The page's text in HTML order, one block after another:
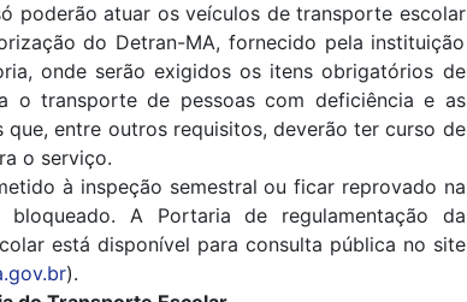
poderão atuar os veículos de transporte escolar
do Detran-MA, fornecido pela instituição
onde serão exigidos os itens obrigatórios de
o transporte de pessoas com deficiência e as
entre outros requisitos, deverão ter curso de
o serviço.
à inspeção semestral ou ficar reprovado na
A Portaria de regulamentação da
está disponível para consulta pública no site
).